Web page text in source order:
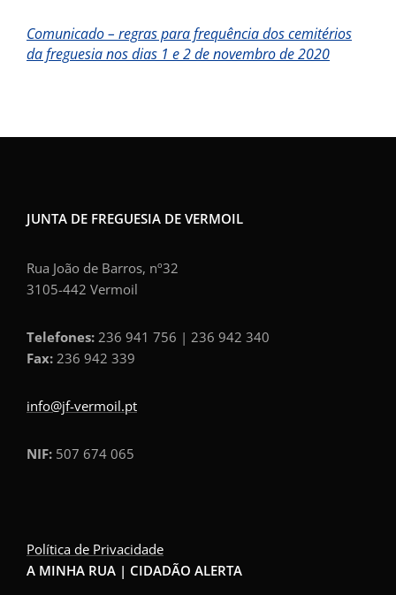
Comunicado – regras para frequência dos cemitérios
da freguesia nos dias 1 e 2 de novembro de 2020
JUNTA DE FREGUESIA DE VERMOIL
Rua João de Barros, nº32
3105-442 Vermoil
Telefones: 236 941 756 | 236 942 340
Fax: 236 942 339
info@jf-vermoil.pt
NIF: 507 674 065
Política de Privacidade
A MINHA RUA | CIDADÃO ALERTA